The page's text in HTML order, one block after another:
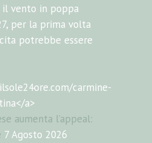
il vento in poppa
per la prima volta
potrebbe essere
carmine-
a>
aumenta l’appeal:
7 Agosto 2026